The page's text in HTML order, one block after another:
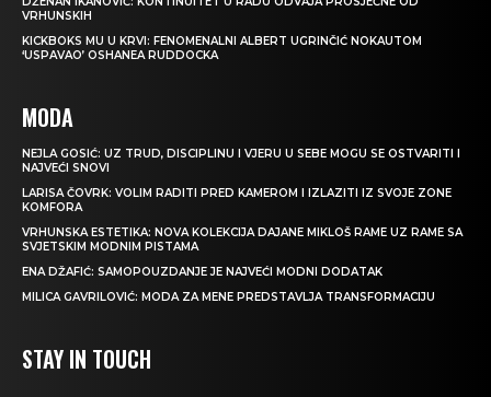
VRHUNSKIH
KICKBOKS MU U KRVI: FENOMENALNI ALBERT UGRINČIĆ NOKAUTOM
‘USPAVAO’ OSHANEA RUDDOCKA
MODA
NEJLA GOSIĆ: UZ TRUD, DISCIPLINU I VJERU U SEBE MOGU SE OSTVARITI I
NAJVEĆI SNOVI
LARISA ČOVRK: VOLIM RADITI PRED KAMEROM I IZLAZITI IZ SVOJE ZONE
KOMFORA
VRHUNSKA ESTETIKA: NOVA KOLEKCIJA DAJANE MIKLOŠ RAME UZ RAME SA
SVJETSKIM MODNIM PISTAMA
ENA DŽAFIĆ: SAMOPOUZDANJE JE NAJVEĆI MODNI DODATAK
MILICA GAVRILOVIĆ: MODA ZA MENE PREDSTAVLJA TRANSFORMACIJU
STAY IN TOUCH